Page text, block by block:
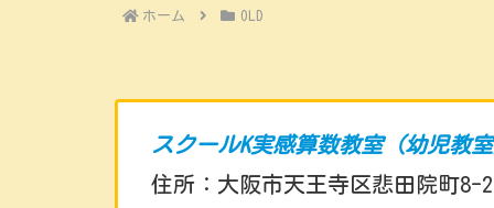
ホーム OLD
スクールK実感算数教室（幼児教
住所：大阪市天王寺区悲田院町